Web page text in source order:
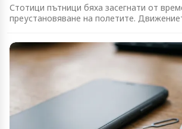
Стотици пътници бяха засегнати от
преустановяване на полетите.